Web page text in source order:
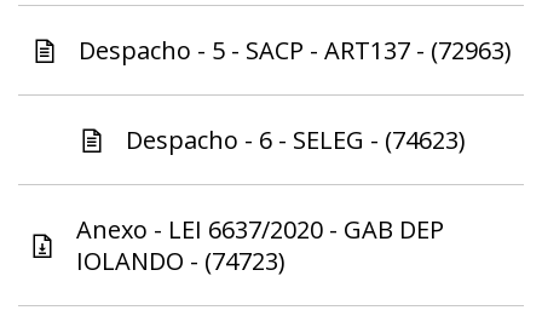
Despacho - 5 - SACP - ART137 - (72963)
Despacho - 6 - SELEG - (74623)
Anexo - LEI 6637/2020 - GAB DEP
IOLANDO - (74723)